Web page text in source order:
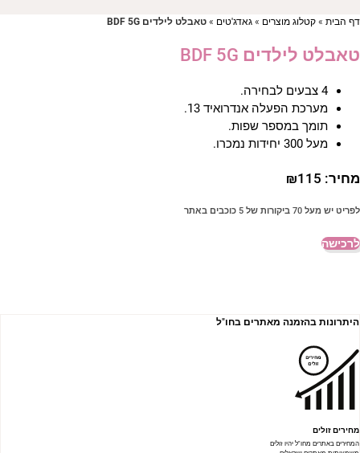
דף הבית» קטלוג מוצרים » גאדג'טים » טאבלט לילדים BDF 5G
טאבלט לילדים BDF 5G
4 צבעים לבחירה.
מערכת הפעלה אנדרואיד 13.
תומך במספר שפות.
מעל 300 יחידות נמכרו.
מחיר: ₪115
לפריט יש מעל 70 ביקורות של 5 כוכבים באתר
לרכישה
היתרונות בהזמנה מאתרים בחו"ל
מחירים זולים
המחירים באתרים מחו"ל יהיו זולים